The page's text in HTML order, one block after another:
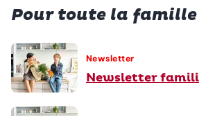
Pour toute la famille
Newsletter
Newsletter